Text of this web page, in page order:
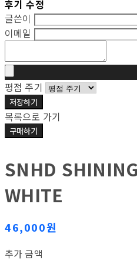
후기 수정
글쓴이
이메일
평점 주기
저장하기
목록으로 가기
구매하기
SNHD
WHITE
46,000원
추가 금액